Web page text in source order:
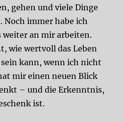
gehen und viele Dinge
Noch immer habe ich
weiter an mir arbeiten.
wie wertvoll das Leben
kann, wenn ich nicht
mir einen neuen Blick
– und die Erkenntnis,
ist.